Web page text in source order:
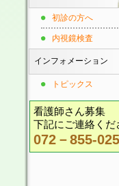
初診の方へ
内視鏡検査
インフォメーション
トピックス
看護師さん募集
下記にご連絡くだ
072－855-